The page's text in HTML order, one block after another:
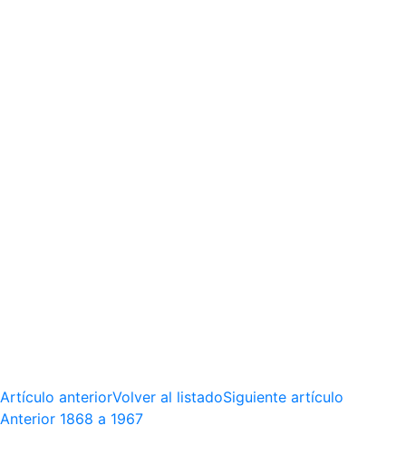
Artículo anteriorVolver al listadoSiguiente artículo
Anterior 1868 a 1967